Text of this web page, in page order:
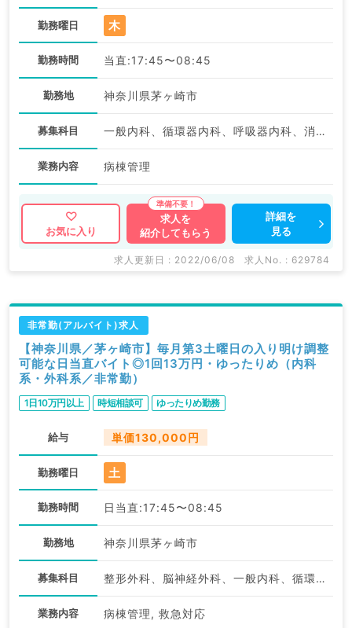
勤務曜日 木
勤務時間 当直:17:45〜08:45
勤務地 神奈川県茅ヶ崎市
募集科目 一般内科、循環器内科、呼吸器内科、消化器内科
業務内容 病棟管理
お気に入り
求人を
紹介してもらう
詳細を
見る
求人更新日 : 2022/06/08 求人No. : 629784
非常勤(アルバイト)求人
【神奈川県／茅ヶ崎市】毎月第3土曜日の入り明け調整
可能な日当直バイト◎1回13万円・ゆったりめ（内科
系・外科系／非常勤）
1日10万円以上 時短相談可 ゆったりめ勤務
給与 単価130,000円
勤務曜日 土
勤務時間 日当直:17:45〜08:45
勤務地 神奈川県茅ヶ崎市
募集科目 整形外科、脳神経外科、一般内科、循環器内科、呼吸器内科、消化器内科、内分泌・代謝内科、腎臓内科、老年内科、外科系全般、一般外科
業務内容 病棟管理, 救急対応